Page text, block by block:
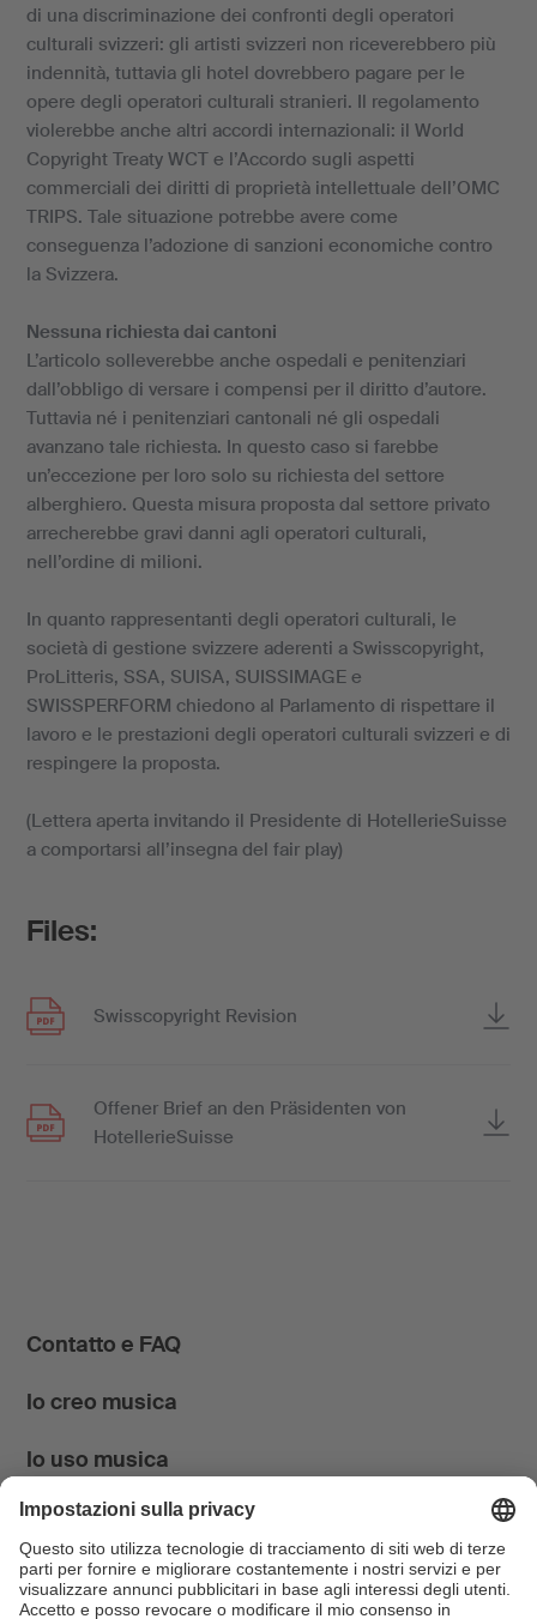
di una discriminazione dei confronti degli operatori
culturali svizzeri: gli artisti svizzeri non riceverebbero più
indennità, tuttavia gli hotel dovrebbero pagare per le
opere degli operatori culturali stranieri. Il regolamento
violerebbe anche altri accordi internazionali: il World
Copyright Treaty WCT e l’Accordo sugli aspetti
commerciali dei diritti di proprietà intellettuale dell’OMC
TRIPS. Tale situazione potrebbe avere come
conseguenza l’adozione di sanzioni economiche contro
la Svizzera.
Nessuna richiesta dai cantoni
L’articolo solleverebbe anche ospedali e penitenziari
dall’obbligo di versare i compensi per il diritto d’autore.
Tuttavia né i penitenziari cantonali né gli ospedali
avanzano tale richiesta. In questo caso si farebbe
un’eccezione per loro solo su richiesta del settore
alberghiero. Questa misura proposta dal settore privato
arrecherebbe gravi danni agli operatori culturali,
nell’ordine di milioni.
In quanto rappresentanti degli operatori culturali, le
società di gestione svizzere aderenti a Swisscopyright,
ProLitteris, SSA, SUISA, SUISSIMAGE e
SWISSPERFORM chiedono al Parlamento di rispettare il
lavoro e le prestazioni degli operatori culturali svizzeri e di
respingere la proposta.
(Lettera aperta invitando il Presidente di HotellerieSuisse
a comportarsi all’insegna del fair play)
Files:
Swisscopyright Revision
Offener Brief an den Präsidenten von
HotellerieSuisse
Contatto e FAQ
Io creo musica
Io uso musica
News & Agenda
FONDATION SUISA ↗